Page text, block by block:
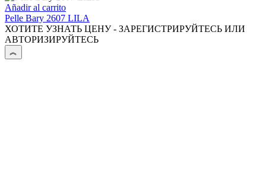
Añadir al carrito
Pelle Bary 2607 LILA
ХОТИТЕ УЗНАТЬ ЦЕНУ - ЗАРЕГИСТРИРУЙТЕСЬ ИЛИ
АВТОРИЗИРУЙТЕСЬ